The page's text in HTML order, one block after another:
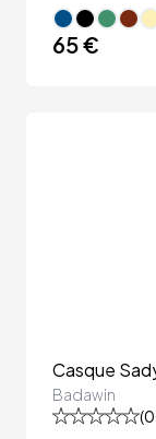
65 €
Casque
Badawin
(0